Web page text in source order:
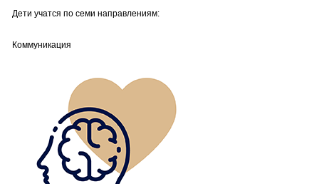
Дети учатся по семи направлениям:
Коммуникация